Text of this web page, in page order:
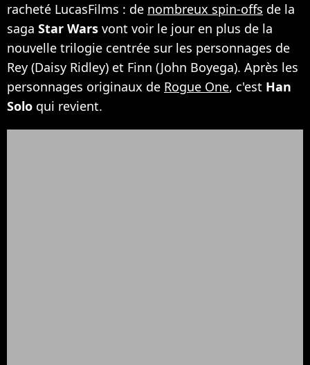
racheté LucasFilms : de nombreux spin-offs de la
saga Star Wars vont voir le jour en plus de la
nouvelle trilogie centrée sur les personnages de
Rey (Daisy Ridley) et Finn (John Boyega). Après les
personnages originaux de Rogue One, c'est Han
Solo qui revient.